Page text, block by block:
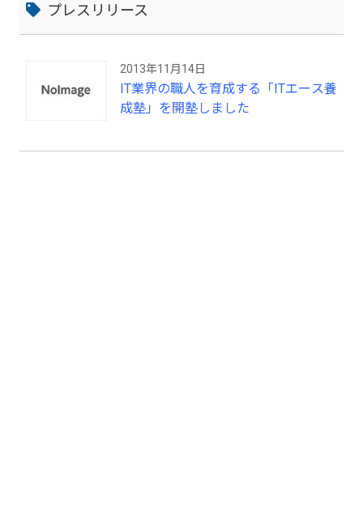
プレスリリース
2013年11月14日
IT業界の職人を育成する「ITエース養
成塾」を開塾しました